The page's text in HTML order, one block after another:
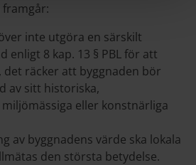
framgår:
inte utgöra en särskilt
enligt 8 kap. 13 § PBL för att
det räcker att byggnaden bör
av sitt historiska,
eller konstnärliga
av byggnadens värde ska lokala
den största betydelse.